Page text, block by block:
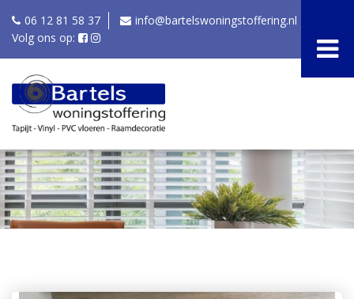
06 12 81 58 37
info@bartelswoningstoffering.nl
Volg ons op: